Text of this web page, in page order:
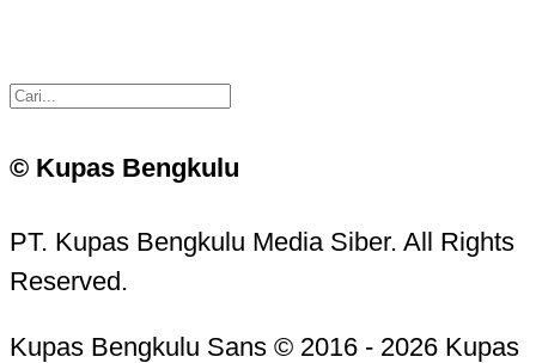
© Kupas Bengkulu
PT. Kupas Bengkulu Media Siber. All Rights
Reserved.
Kupas Bengkulu Sans © 2016 - 2026 Kupas